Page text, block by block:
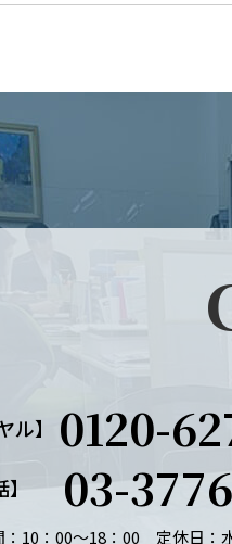
ル】 0120-
】 03-
：10：00～18：00 定休日：